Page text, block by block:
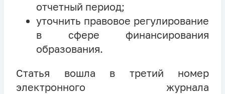
отчетный период;
уточнить правовое регулирование
в сфере финансирования
образования.
Статья вошла в третий номер
электронного журнала